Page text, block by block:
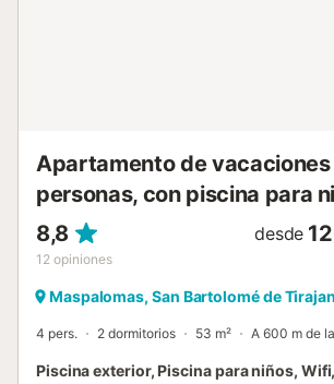
Apartamento de
personas, con piscina para
8,8
12 opiniones
desde
Maspalomas, San Bartolomé de
4 pers. 2 dormitorios 53 m² A 600 m de
Piscina exterior, Piscina para niños,